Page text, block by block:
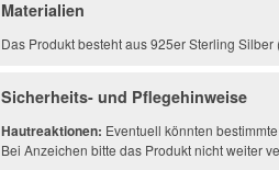
Materialien
Das Produkt besteht aus 925er Sterling
Sicherheits- und Pflegehinweise
Hautreaktionen: Eventuell könnten
Bei Anzeichen bitte das Produkt nicht weiter